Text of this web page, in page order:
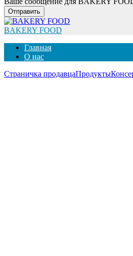
Отправить
BAKERY FOOD
Главная
О нас
Страничка продавцаПродукты